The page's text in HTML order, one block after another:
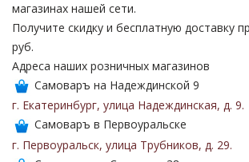
магазинах нашей сети.
Получите скидку и бесплатную доставку
руб.
Адреса наших розничных магазинов
Самоваръ на Надеждинской 9
г. Екатеринбург, улица Надеждинская, д. 9.
Самоваръ в Первоуральске
г. Первоуральск, улица Трубников, д. 29.